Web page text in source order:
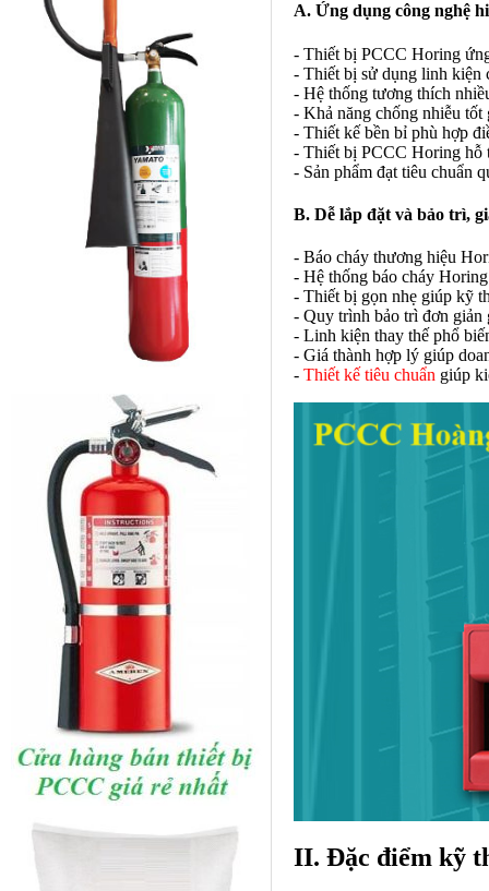
A. Ứng dụng công nghệ
- Thiết bị PCCC Horing
- Thiết bị sử dụng linh kiện
- Hệ thống tương thích
- Khả năng chống nhiễu
- Thiết kế bền bỉ phù hợp
- Thiết bị PCCC Horing hỗ
- Sản phẩm đạt tiêu chuẩn
B. Dễ lắp đặt và bảo trì,
- Báo cháy thương hiệu
- Hệ thống báo cháy
- Thiết bị gọn nhẹ giúp kỹ
- Quy trình bảo trì đơn giản
- Linh kiện thay thế phổ
- Giá thành hợp lý giúp
- Thiết kế tiêu chuẩn giúp
II. Đặc điểm kỹ